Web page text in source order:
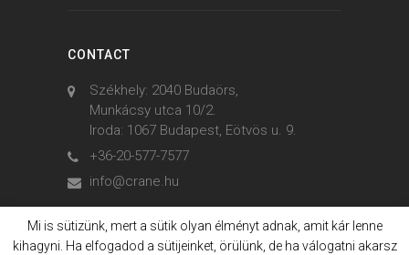
CONTACT
Székhely: 2040 Budaörs,
Munkácsy utca 10/2.
Iroda: 1067 Budapest, Eötvös u. 9.
+36-20-577-7577
info@crane.hu
Mi is sütizünk, mert a sütik olyan élményt adnak, amit kár lenne
kihagyni. Ha elfogadod a sütijeinket, örülünk, de ha válogatni akarsz